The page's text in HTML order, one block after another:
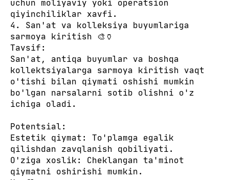
uchun moliyaviy yoki operatsion
qiyinchiliklar xavfi.
4. San'at va kolleksiya buyumlariga
sarmoya kiritish 🎨🏺
Tavsif:
San'at, antiqa buyumlar va boshqa
kollektsiyalarga sarmoya kiritish vaqt
o'tishi bilan qiymati oshishi mumkin
bo'lgan narsalarni sotib olishni o'z
ichiga oladi.
Potentsial:
Estetik qiymat: To'plamga egalik
qilishdan zavqlanish qobiliyati.
O'ziga xoslik: Cheklangan ta'minot
qiymatni oshirishi mumkin.